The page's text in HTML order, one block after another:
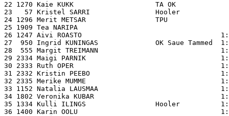
22 1270 Kaie KUKK                    TA OK
23   57 Kristel SARRI                Hooler
24 1296 Merit METSAR                 TPU
25 1909 Tea NARIPA
26 1247 Aivi ROASTO
27  950 Ingrid KUNINGAS              OK Saue Tammed
28  555 Margit TREIMANN
29 2334 Maigi PARNIK
30 2333 Ruth OPER
31 2332 Kristin PEEBO
32 2335 Merike MUMME
33 1152 Natalia LAUSMAA
34 1802 Veronika KUBAR
35 1334 Kulli ILINGS                 Hooler
36 1400 Karin OOLU